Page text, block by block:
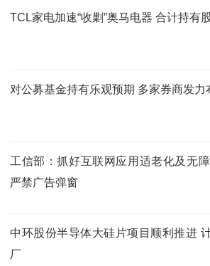
TCL家电加速“收剿”奥马电器 合计持有
对公募基金持有乐观预期 多家券商发力
工信部：抓好互联网应用适老化及无
严禁广告弹窗
中环股份半导体大硅片项目顺利推进
厂